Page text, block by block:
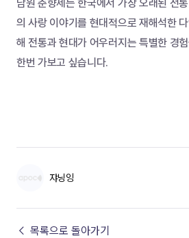
남원 춘향제는 한국에서 가장 오래된 전
의 사랑 이야기를 현대적으로 재해석한
해 전통과 현대가 어우러지는 특별한 경
한번 가보고 싶습니다.
쟈닝잉
← 목록으로 돌아가기